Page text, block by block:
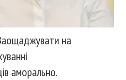
на
аморально.